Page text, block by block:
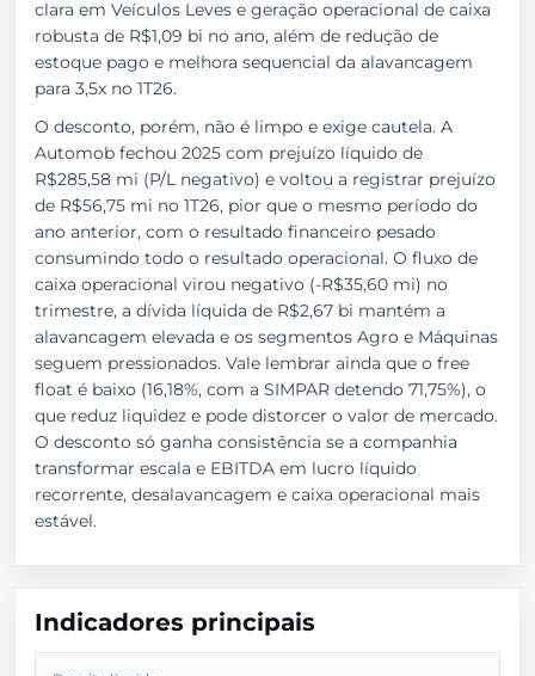
clara em Veículos Leves e geração operacional de caixa
robusta de R$1,09 bi no ano, além de redução de
estoque pago e melhora sequencial da alavancagem
para 3,5x no 1T26.
O desconto, porém, não é limpo e exige cautela. A
Automob fechou 2025 com prejuízo líquido de
R$285,58 mi (P/L negativo) e voltou a registrar prejuízo
de R$56,75 mi no 1T26, pior que o mesmo período do
ano anterior, com o resultado financeiro pesado
consumindo todo o resultado operacional. O fluxo de
caixa operacional virou negativo (-R$35,60 mi) no
trimestre, a dívida líquida de R$2,67 bi mantém a
alavancagem elevada e os segmentos Agro e Máquinas
seguem pressionados. Vale lembrar ainda que o free
float é baixo (16,18%, com a SIMPAR detendo 71,75%), o
que reduz liquidez e pode distorcer o valor de mercado.
O desconto só ganha consistência se a companhia
transformar escala e EBITDA em lucro líquido
recorrente, desalavancagem e caixa operacional mais
estável.
Indicadores principais